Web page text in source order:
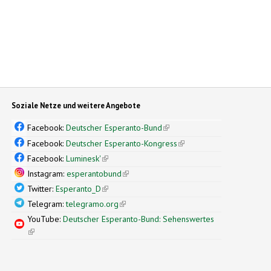
Soziale Netze und weitere Angebote
Facebook:Deutscher Esperanto-Bund(link is external)
Facebook:Deutscher Esperanto-Kongress(link is external)
Facebook:Luminesk'(link is external)
Instagram:esperantobund(link is external)
Twitter:Esperanto_D(link is external)
Telegram:telegramo.org(link is external)
YouTube:Deutscher Esperanto-Bund: Sehenswertes
(link is external)